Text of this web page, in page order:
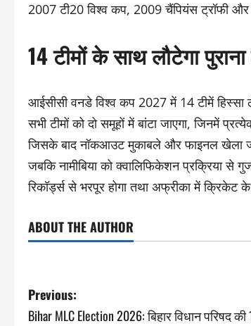
2007 टी20 विश्व कप, 2009 चैंपियंस ट्रॉफी
14 टीमों के साथ लौटेगा
आईसीसी वनडे विश्व कप 2027 में 14 टीमें हिस्सा
सभी टीमों को दो समूहों में बांटा जाएगा, जिनमें
जिसके बाद नॉकआउट मुकाबले और फाइनल खेला
जबकि नामीबिया को क्वालिफिकेशन प्रक्रिया से
रिकॉर्ड्स से भरपूर होगा तथा अफ्रीका में क्रिकेट
ABOUT THE AUTHOR
Previous:
Bihar MLC Election 2026: बिहार विधान परिषद